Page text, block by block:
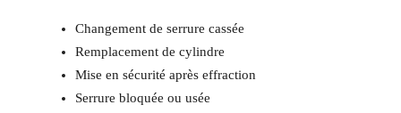
Changement de serrure cassée
Remplacement de cylindre
Mise en sécurité après effraction
Serrure bloquée ou usée